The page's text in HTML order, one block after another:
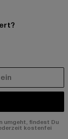
umgeht, findest Du
kostenfei